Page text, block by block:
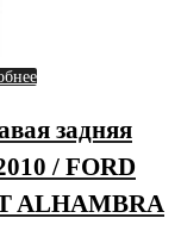
задняя
/ FORD
ALHAMBRA